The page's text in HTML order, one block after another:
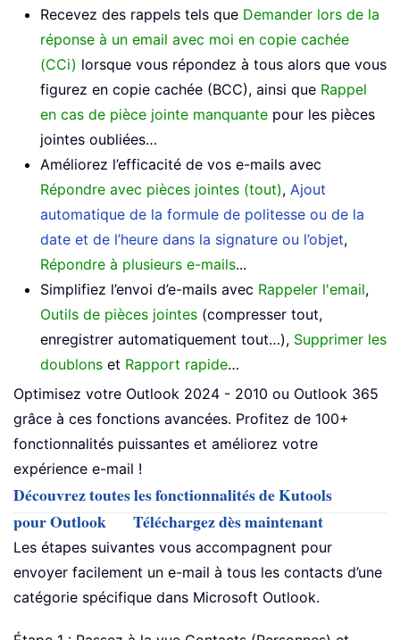
Recevez des rappels tels que Demander lors de la
réponse à un email avec moi en copie cachée
(CCi) lorsque vous répondez à tous alors que vous
figurez en copie cachée (BCC), ainsi que Rappel
en cas de pièce jointe manquante pour les pièces
jointes oubliées…
Améliorez l’efficacité de vos e-mails avec
Répondre avec pièces jointes (tout), Ajout
automatique de la formule de politesse ou de la
date et de l’heure dans la signature ou l’objet,
Répondre à plusieurs e-mails...
Simplifiez l’envoi d’e-mails avec Rappeler l'email,
Outils de pièces jointes (compresser tout,
enregistrer automatiquement tout…), Supprimer les
doublons et Rapport rapide…
Optimisez votre Outlook 2024 - 2010 ou Outlook 365
grâce à ces fonctions avancées. Profitez de 100+
fonctionnalités puissantes et améliorez votre
expérience e-mail !
Découvrez toutes les fonctionnalités de Kutools
pour Outlook
Téléchargez dès maintenant
Les étapes suivantes vous accompagnent pour
envoyer facilement un e-mail à tous les contacts d’une
catégorie spécifique dans Microsoft Outlook.